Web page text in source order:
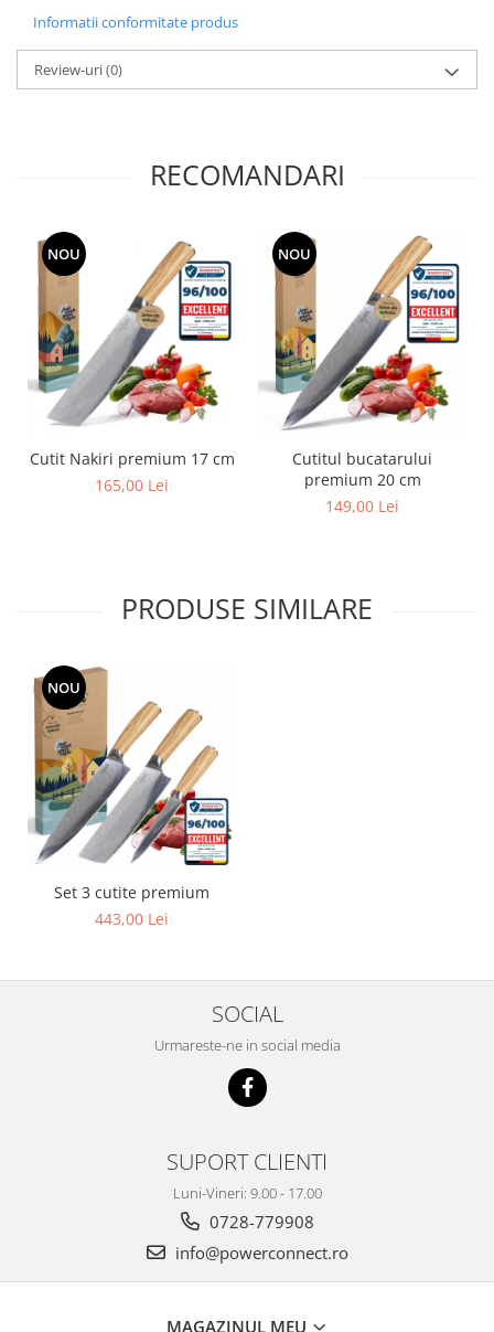
Informatii conformitate produs
Review-uri(0)
RECOMANDARI
NOU
Cutit Nakiri premium 17 cm
165,00 Lei
NOU
Cutitul bucatarului
premium 20 cm
149,00 Lei
PRODUSE SIMILARE
NOU
Set 3 cutite premium
443,00 Lei
SOCIAL
Urmareste-ne in social media
SUPORT CLIENTI
Luni-Vineri: 9.00 - 17.00
0728-779908
info@powerconnect.ro
MAGAZINUL MEU